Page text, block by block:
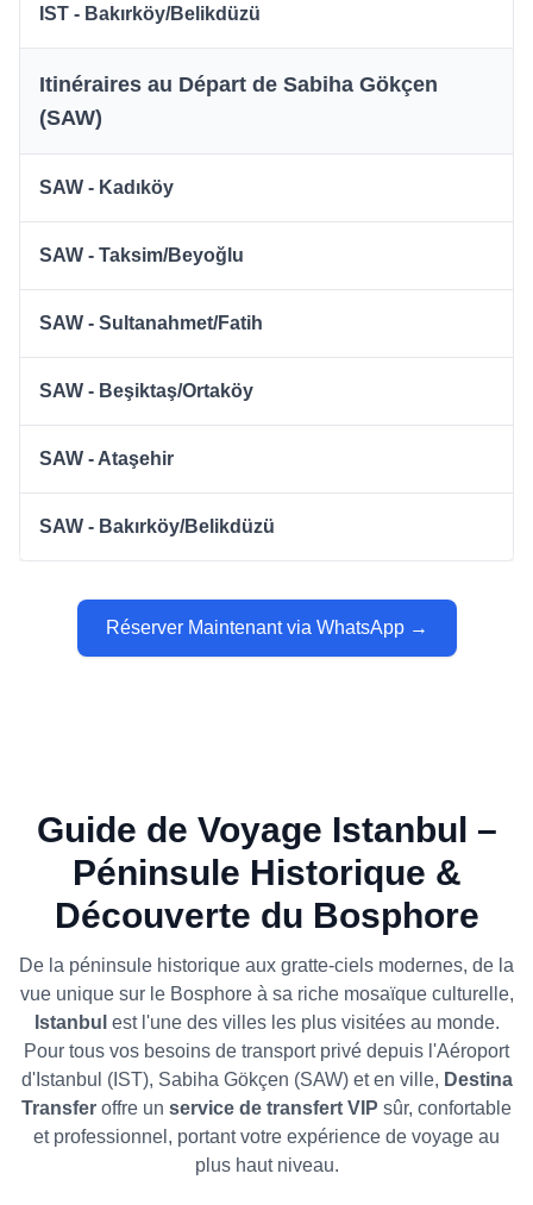
IST - Bakırköy/Belikdüzü
Itinéraires au Départ de Sabiha Gökçen
(SAW)
SAW - Kadıköy
SAW - Taksim/Beyoğlu
SAW - Sultanahmet/Fatih
SAW - Beşiktaş/Ortaköy
SAW - Ataşehir
SAW - Bakırköy/Belikdüzü
Réserver Maintenant via WhatsApp →
Guide de Voyage Istanbul –
Péninsule Historique &
Découverte du Bosphore
De la péninsule historique aux gratte-ciels modernes, de la
vue unique sur le Bosphore à sa riche mosaïque culturelle,
Istanbul est l'une des villes les plus visitées au monde.
Pour tous vos besoins de transport privé depuis l'Aéroport
d'Istanbul (IST), Sabiha Gökçen (SAW) et en ville, Destina
Transfer offre un service de transfert VIP sûr, confortable
et professionnel, portant votre expérience de voyage au
plus haut niveau.